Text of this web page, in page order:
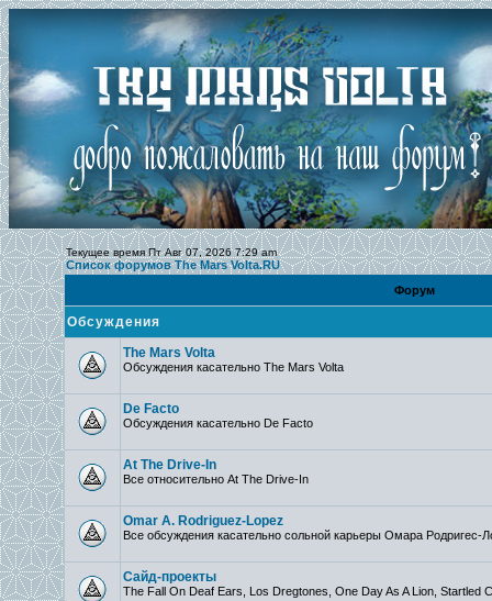
Текущее время Пт Авг 07, 2026 7:29 am
Список форумов The Mars Volta.RU
Форум
Обсуждения
The Mars Volta
Обсуждения касательно The Mars Volta
De Facto
Обсуждения касательно De Facto
At The Drive-In
Все относительно At The Drive-In
Omar A. Rodriguez-Lopez
Все обсуждения касательно сольной карьеры Омара Родригес-
Сайд-проекты
The Fall On Deaf Ears, Los Dregtones, One Day As A Lion, Startled